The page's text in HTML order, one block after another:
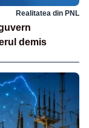
Realitatea din PNL
demis